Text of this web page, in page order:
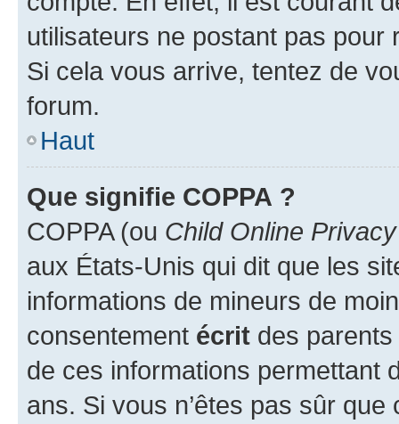
utilisateurs ne postant pas pour
Si cela vous arrive, tentez de
forum.
Haut
Que signifie COPPA ?
COPPA (ou Child Online
aux États-Unis qui dit que les
informations de mineurs de
consentement écrit des parents
de ces informations permettant
ans. Si vous n’êtes pas sûr